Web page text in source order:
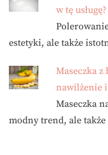
w tę usługę?
estetyki, ale także
Maseczka
nawilżenie
Maseczka
modny trend, ale